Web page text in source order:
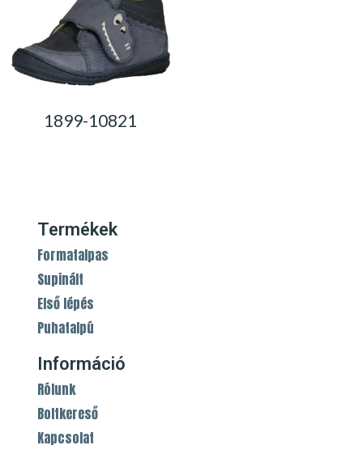
1899-10821
Termékek
Formatalpas
Supinált
Első lépés
Puhatalpú
Információ
Rólunk
Boltkereső
Kapcsolat